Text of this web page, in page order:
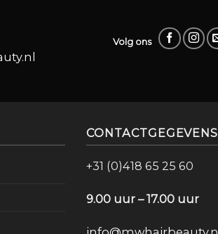
Volg ons
CONTACTGEGEVENS
+31 (0)418 65 25 60
9.00 uur – 17.00 uur